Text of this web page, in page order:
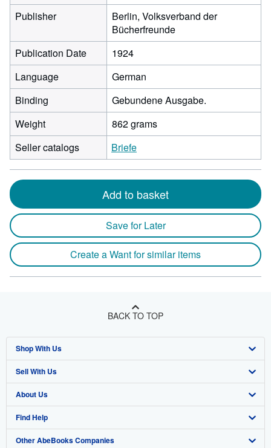
Publisher
Berlin, Volksverband der
Bücherfreunde
Publication Date
1924
Language
German
Binding
Gebundene Ausgabe.
Weight
862 grams
Seller catalogs
Briefe
Add to basket
Save for Later
Create a Want for similar items
BACK TO TOP
Shop With Us
Advanced Search
Browse Collections
My Account
My Orders
Sell With Us
Start Selling
Join Our Affiliate Program
Book Buyback
About Us
About AbeBooks
Media
Find Help
Help
Other AbeBooks Companies